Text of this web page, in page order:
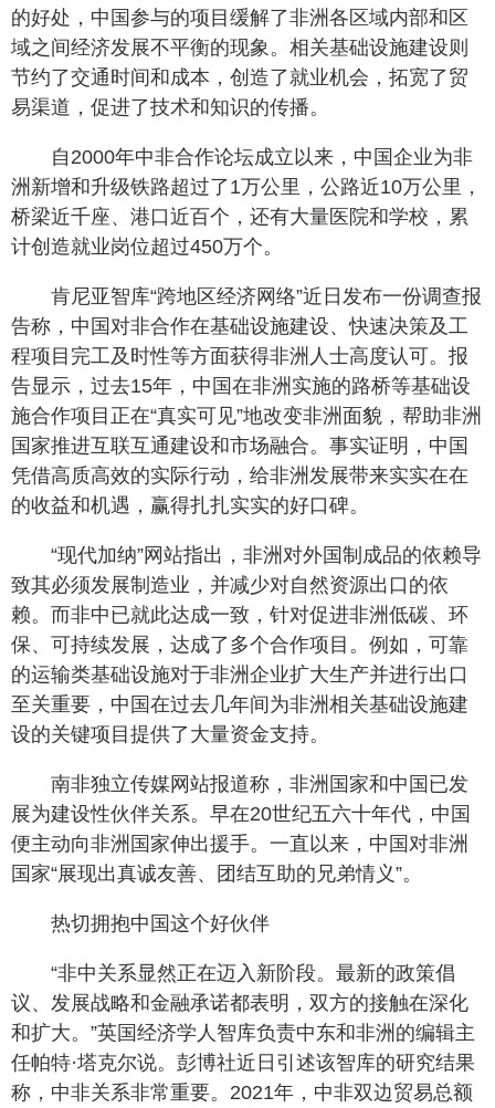
的好处，中国参与的项目缓解了非洲各区域内部和区
域之间经济发展不平衡的现象。相关基础设施建设则
节约了交通时间和成本，创造了就业机会，拓宽了贸
易渠道，促进了技术和知识的传播。
自2000年中非合作论坛成立以来，中国企业为非
洲新增和升级铁路超过了1万公里，公路近10万公里，
桥梁近千座、港口近百个，还有大量医院和学校，累
计创造就业岗位超过450万个。
肯尼亚智库“跨地区经济网络”近日发布一份调查报
告称，中国对非合作在基础设施建设、快速决策及工
程项目完工及时性等方面获得非洲人士高度认可。报
告显示，过去15年，中国在非洲实施的路桥等基础设
施合作项目正在“真实可见”地改变非洲面貌，帮助非洲
国家推进互联互通建设和市场融合。事实证明，中国
凭借高质高效的实际行动，给非洲发展带来实实在在
的收益和机遇，赢得扎扎实实的好口碑。
“现代加纳”网站指出，非洲对外国制成品的依赖导
致其必须发展制造业，并减少对自然资源出口的依
赖。而非中已就此达成一致，针对促进非洲低碳、环
保、可持续发展，达成了多个合作项目。例如，可靠
的运输类基础设施对于非洲企业扩大生产并进行出口
至关重要，中国在过去几年间为非洲相关基础设施建
设的关键项目提供了大量资金支持。
南非独立传媒网站报道称，非洲国家和中国已发
展为建设性伙伴关系。早在20世纪五六十年代，中国
便主动向非洲国家伸出援手。一直以来，中国对非洲
国家“展现出真诚友善、团结互助的兄弟情义”。
热切拥抱中国这个好伙伴
“非中关系显然正在迈入新阶段。最新的政策倡
议、发展战略和金融承诺都表明，双方的接触在深化
和扩大。”英国经济学人智库负责中东和非洲的编辑主
任帕特·塔克尔说。彭博社近日引述该智库的研究结果
称，中非关系非常重要。2021年，中非双边贸易总额